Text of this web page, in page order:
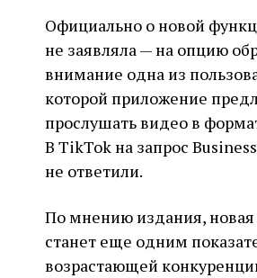
Официально о новой
не заявляла — на опцию
внимание одна из
которой приложение
прослушать видео в
В TikTok на запрос
не ответили.
По мнению издания,
станет еще одним
возрастающей